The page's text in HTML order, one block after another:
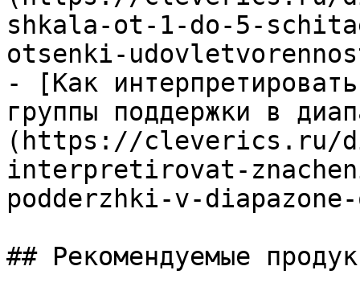
shkala-ot-1-do-5-
otsenki-
- [Как
группы поддержки в
(https://cleverics.ru/
interpretirovat-
podderzhki-v-
## Рекомендуемые